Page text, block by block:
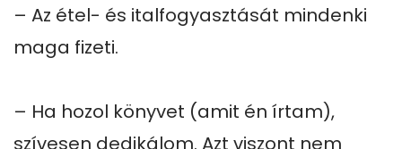
– Az étel- és italfogyasztását mindenki
maga fizeti.
– Ha hozol könyvet (amit én írtam),
szívesen dedikálom. Azt viszont nem